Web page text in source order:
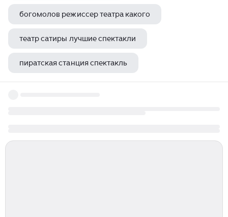
богомолов режиссер театра какого
театр сатиры лучшие спектакли
пиратская станция спектакль